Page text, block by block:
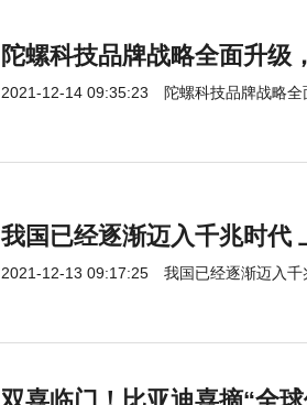
陀螺科技品牌战略全面升级
2021-12-14 09:35:23 陀螺科技品牌战略
我国已经逐渐迈入千兆时代
2021-12-13 09:17:25 我国已经逐渐迈入